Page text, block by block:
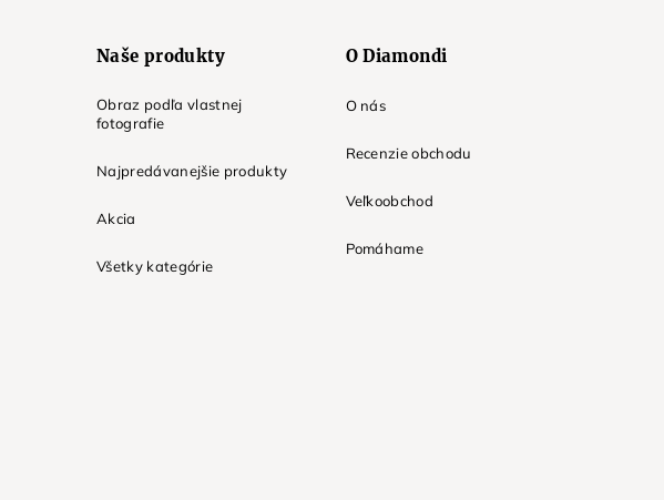
Naše produkty
Obraz podľa vlastnej
fotografie
Najpredávanejšie produkty
Akcia
Všetky kategórie
O Diamondi
O nás
Recenzie obchodu
Veľkoobchod
Pomáhame